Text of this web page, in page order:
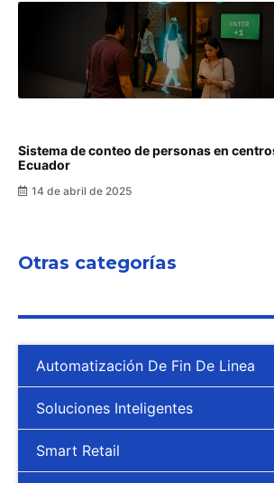
Sistema de conteo de personas en
Ecuador
14 de abril de 2025
Otras categorías
Automatización De Fin De Linea
Soluciones Inteligentes
Smart Retail